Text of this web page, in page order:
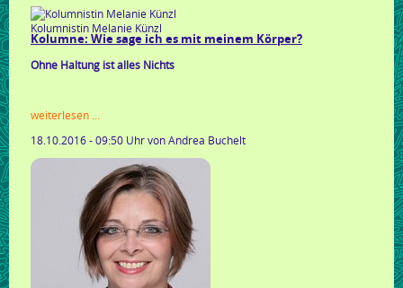
Kolumnistin Melanie Künzl
Kolumne: Wie sage ich es mit meinem Körper?
Ohne Haltung ist alles Nichts
weiterlesen …
sage
ich
es
mit
meinem
körper?
18.10.2016 - 09:50 Uhrvon Andrea Buchelt